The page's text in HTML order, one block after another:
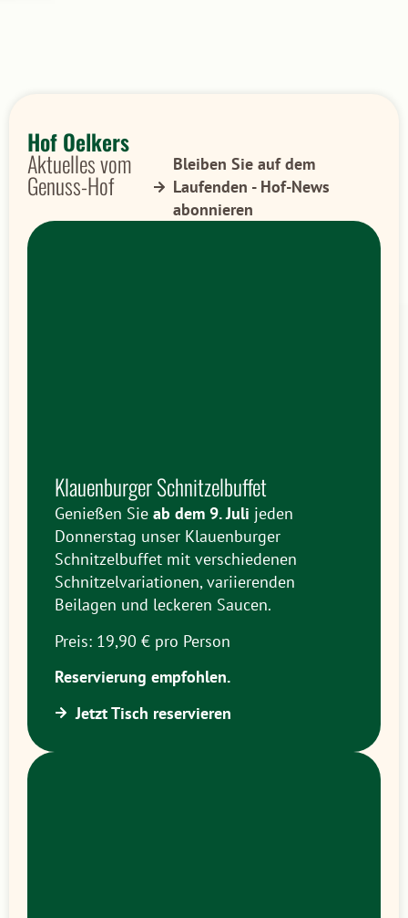
Hof Oelkers
Aktuelles vom
Genuss-Hof
Bleiben Sie auf dem
Laufenden - Hof-News
abonnieren
Klauenburger Schnitzelbuffet
Genießen Sie ab dem 9. Juli jeden
Donnerstag unser Klauenburger
Schnitzelbuffet mit verschiedenen
Schnitzelvariationen, variierenden
Beilagen und leckeren Saucen.
Preis: 19,90 € pro Person
Reservierung empfohlen.
Jetzt Tisch reservieren